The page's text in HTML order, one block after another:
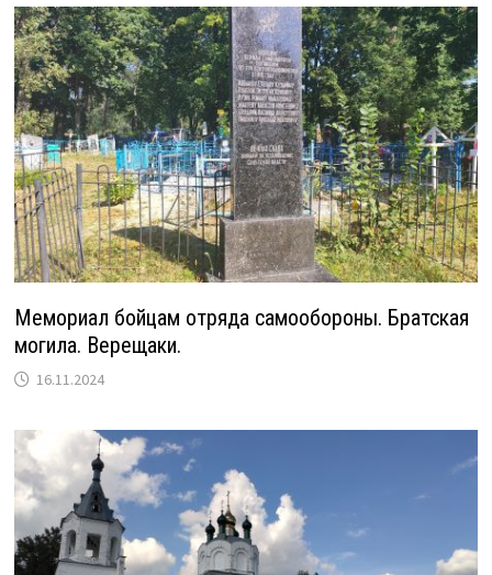
Мемориал бойцам отряда самообороны. Братская
могила. Верещаки.
16.11.2024